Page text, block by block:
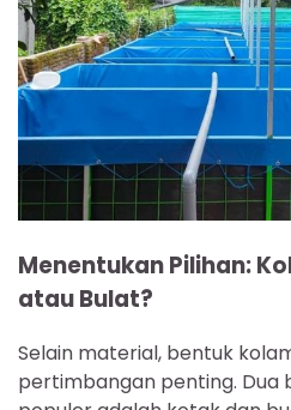
Menentukan Pilihan:
atau Bulat?
Selain material, bentuk
pertimbangan penting. Dua